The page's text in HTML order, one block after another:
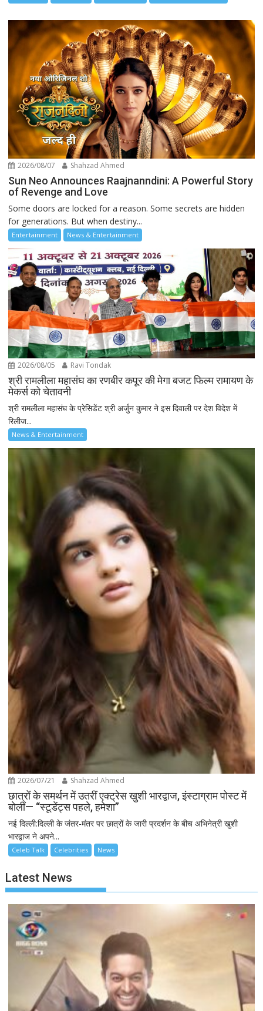
2026/08/07 Shahzad Ahmed
Sun Neo Announces Raajnanndini: A Powerful Story
of Revenge and Love
Some doors are locked for a reason. Some secrets are hidden
for generations. But when destiny...
Entertainment News & Entertainment
2026/08/05 Ravi Tondak
श्री रामलीला महासंघ का रणबीर कपूर की मेगा बजट फिल्म रामायण के
मेकर्स को चेतावनी
श्री रामलीला महासंघ के प्रेसिडेंट श्री अर्जुन कुमार ने इस दिवाली पर देश विदेश में
रिलीज...
News & Entertainment
2026/07/21 Shahzad Ahmed
छात्रों के समर्थन में उतरीं एक्ट्रेस खुशी भारद्वाज, इंस्टाग्राम पोस्ट में
बोलीं— “स्टूडेंट्स पहले, हमेशा”
नई दिल्ली:दिल्ली के जंतर-मंतर पर छात्रों के जारी प्रदर्शन के बीच अभिनेत्री खुशी
भारद्वाज ने अपने...
Celeb Talk Celebrities News
Latest News